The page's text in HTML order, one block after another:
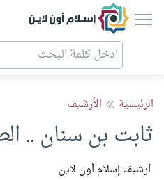
إسلام أون لاين
الرئيسية الأرشيف
ثابت بن سنان ..
أرشيف إسلام أون لاين